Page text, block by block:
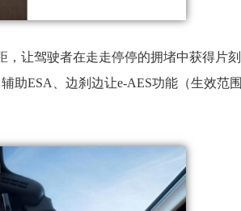
让驾驶者在走走停停的拥堵中获得片刻
助ESA、边刹边让e-AES功能（生效范围